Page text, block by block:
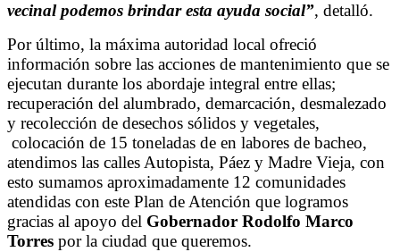
vecinal podemos brindar esta ayuda social”, detalló.
Por último, la máxima autoridad local ofreció
información sobre las acciones de mantenimiento que se
ejecutan durante los abordaje integral entre ellas;
recuperación del alumbrado, demarcación, desmalezado
y recolección de desechos sólidos y vegetales,
colocación de 15 toneladas de en labores de bacheo,
atendimos las calles Autopista, Páez y Madre Vieja, con
esto sumamos aproximadamente 12 comunidades
atendidas con este Plan de Atención que logramos
gracias al apoyo del Gobernador Rodolfo Marco
Torres por la ciudad que queremos.